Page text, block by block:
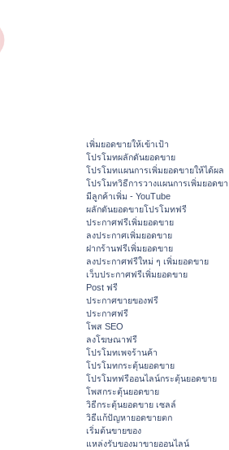
เพิ่มยอดขายให้เข้าเป้า
โปรโมทผลักดันยอดขาย
โปรโมทแผนการเพิ่มยอดขายให้ได้ผล
โปรโมทวิธีการวางแผนการเพิ่มยอดข
มีลูกค้าเพิ่ม - YouTube
ผลักดันยอดขายโปรโมทฟรี
ประกาศฟรีเพิ่มยอดขาย
ลงประกาศเพิ่มยอดขาย
ฝากร้านฟรีเพิ่มยอดขาย
ลงประกาศฟรีใหม่ ๆ เพิ่มยอดขาย
เว็บประกาศฟรีเพิ่มยอดขาย
Post ฟรี
ประกาศขายของฟรี
ประกาศฟรี
โพส SEO
ลงโฆษณาฟรี
โปรโมทเพจร้านค้า
โปรโมทกระตุ้นยอดขาย
โปรโมทฟรีออนไลน์กระตุ้นยอดขาย
โพสกระตุ้นยอดขาย
วิธีกระตุ้นยอดขาย เซลล์
วิธีแก้ปัญหายอดขายตก
เริ่มต้นขายของ
แหล่งรับของมาขายออนไลน์